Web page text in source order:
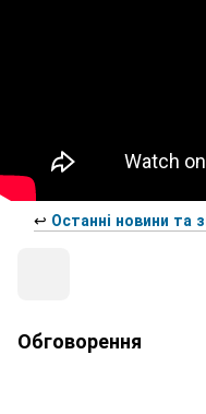
↩️ Останні новини та
Обговорення